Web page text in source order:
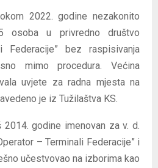
2022. godine nezakonito
osoba u privredno društvo
Federacije” bez raspisivanja
mimo procedura. Većina
uvjete za radna mjesta na
je iz Tužilaštva KS.
godine imenovan za v. d.
– Terminali Federacije” i
učestvovao na izborima kao